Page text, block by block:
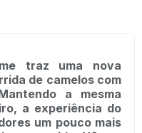
traz uma nova
de camelos com
a mesma
a experiência do
um pouco mais